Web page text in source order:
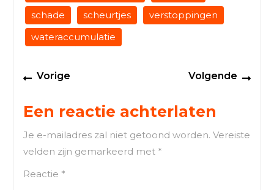
schade
scheurtjes
verstoppingen
wateraccumulatie
Berichtnavigatie
Vorige Volgende
Een reactie achterlaten
Je e-mailadres zal niet getoond worden. Vereiste
velden zijn gemarkeerd met *
Reactie *